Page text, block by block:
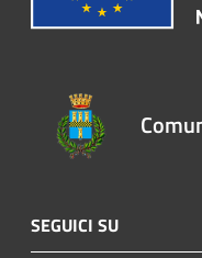
SEGUICI SU